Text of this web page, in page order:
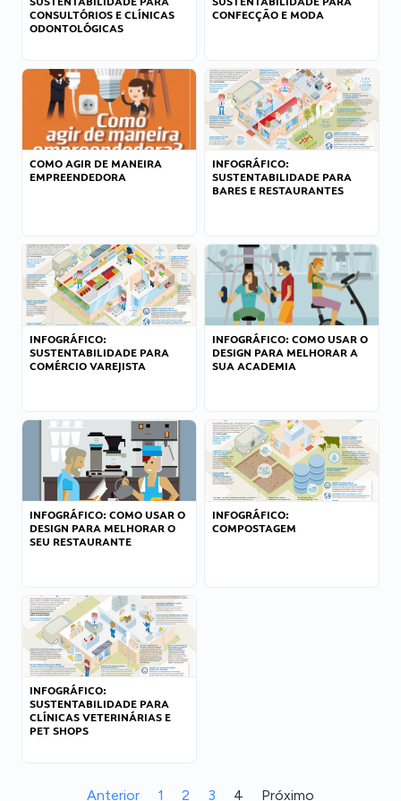
CONSULTÓRIOS E CLÍNICAS
ODONTOLÓGICAS
CONFECÇÃO E MODA
COMO AGIR DE MANEIRA
EMPREENDEDORA
INFOGRÁFICO:
SUSTENTABILIDADE PARA
BARES E RESTAURANTES
INFOGRÁFICO:
SUSTENTABILIDADE PARA
COMÉRCIO VAREJISTA
INFOGRÁFICO: COMO USAR O
DESIGN PARA MELHORAR A
SUA ACADEMIA
INFOGRÁFICO: COMO USAR O
DESIGN PARA MELHORAR O
SEU RESTAURANTE
INFOGRÁFICO:
COMPOSTAGEM
INFOGRÁFICO:
SUSTENTABILIDADE PARA
CLÍNICAS VETERINÁRIAS E
PET SHOPS
Anterior 1 2 3 4 Próximo